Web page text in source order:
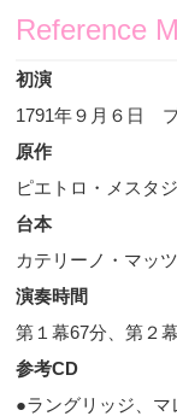
Reference
初演
1791年９月６日
原作
ピエトロ・メスタ
台本
カテリーノ・マッ
演奏時間
第１幕67分、第２
参考CD
●ラングリッジ、